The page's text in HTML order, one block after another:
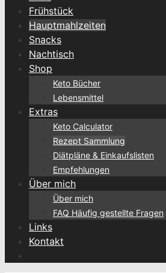
Frühstück
Hauptmahlzeiten
Snacks
Nachtisch
Shop
Keto Bücher
Lebensmittel
Extras
Keto Calculator
Rezept Sammlung
Diätpläne & Einkaufslisten
Empfehlungen
Über mich
Über mich
FAQ Häufig gestellte Fragen
Links
Kontakt